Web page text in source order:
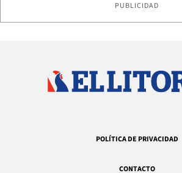
PUBLICIDAD
POLÍTICA DE PRIVACIDAD
CONTACTO